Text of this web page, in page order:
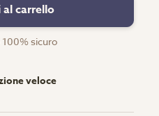
carrello
sicuro
veloce